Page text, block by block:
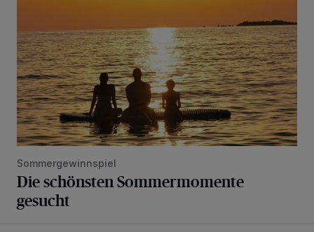
Sommergewinnspiel
Die schönsten Sommermomente
gesucht